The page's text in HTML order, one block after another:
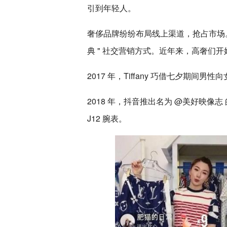
引到年轻人。
奢侈品牌纷纷布局线上渠道，抢占市
典 " 社交营销方式。近年来，高奢们
2017 年，Tiffany 巧借七夕期间男性
2018 年，抖音推出名为 @美好映像
J12 腕表。